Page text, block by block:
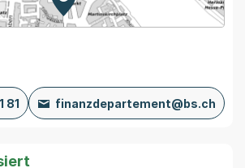
Zur Karte von MapBS.
Externer Link, wird in einem
81 finanzdepartement@bs.ch